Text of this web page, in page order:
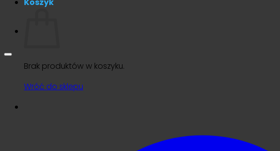
Koszyk
Brak produktów w koszyku.
Wróć do sklepu